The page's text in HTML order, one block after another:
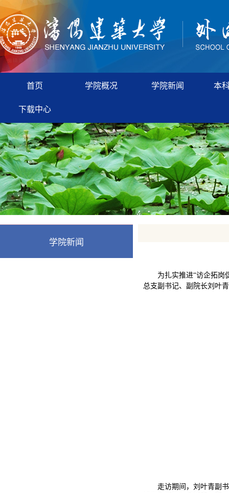
首页 学院概况 学院新闻 本
下载中心
学院新闻
为扎实推进“访企拓岗
总支副书记、副院长刘叶
走访期间，刘叶青副